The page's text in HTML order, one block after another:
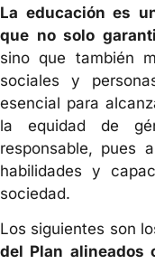
La educación es
que no solo
sino que también
sociales y
esencial para
la equidad de
responsable, pues
habilidades y
sociedad.
Los siguientes son
del Plan alineados